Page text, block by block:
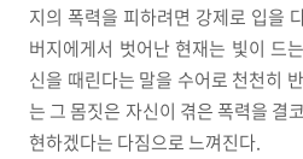
지의 폭력을 피하려면 강제로 입을
버지에게서 벗어난 현재는 빛이 드
신을 때린다는 말을 수어로 천천히
는 그 몸짓은 자신이 겪은 폭력을 결
현하겠다는 다짐으로 느껴진다.